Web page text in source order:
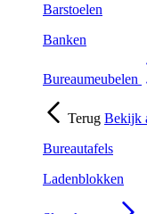
Barstoelen
Banken
Bureaumeubelen
Terug Bekijk
Bureautafels
Ladenblokken